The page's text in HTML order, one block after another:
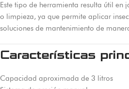
Este tipo de herramienta resulta útil
o limpieza, ya que permite aplicar
soluciones de mantenimiento de
Características
Capacidad aproximada de 3 litros